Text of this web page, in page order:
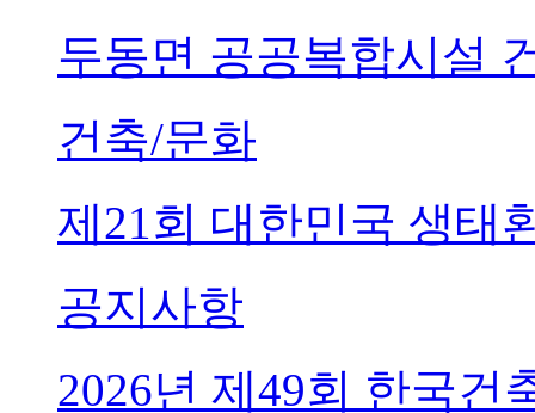
두동면 공공복합시설
건축/문화
제21회 대한민국 생태
공지사항
2026년 제49회 한국건